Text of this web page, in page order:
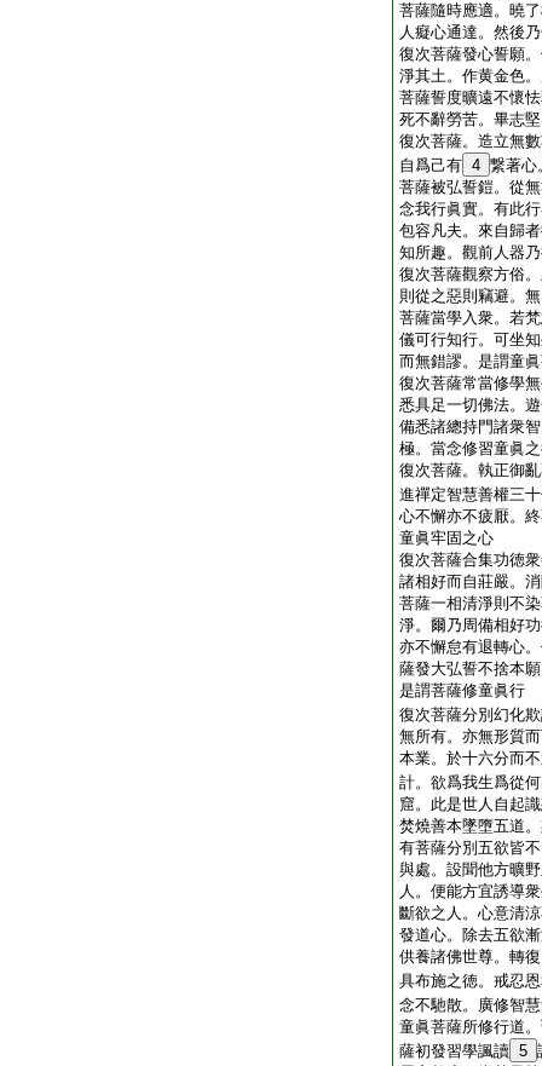
菩薩隨時應適。曉
人癡心通達。然後
復次菩薩發心誓願
淨其土。作黄金色
菩薩誓度曠遠不懷
死不辭勞苦。畢志
復次菩薩。造立無
自爲己有 4 繋著心
菩薩被弘誓鎧。從
念我行眞實。有此
包容凡夫。來自歸
知所趣。觀前人器
復次菩薩觀察方俗
則從之惡則竊避。
菩薩當學入衆。若
儀可行知行。可坐
而無錯謬。是謂童
復次菩薩常當修學
悉具足一切佛法。
備悉諸總持門諸衆
極。當念修習童眞
復次菩薩。執正御
進禪定智慧善權三
心不懈亦不疲厭。
童眞牢固之心
復次菩薩合集功徳
諸相好而自莊嚴。
菩薩一相清淨則不
淨。爾乃周備相好
亦不懈怠有退轉心
薩發大弘誓不捨本
是謂菩薩修童眞行
復次菩薩分別幻化
無所有。亦無形質
本業。於十六分而
計。欲爲我生爲從
窟。此是世人自起
焚燒善本墜墮五道
有菩薩分別五欲皆
與處。設聞他方曠
人。便能方宜誘導
斷欲之人。心意清
發道心。除去五欲
供養諸佛世尊。轉
具布施之徳。戒忍
念不馳散。廣修智
童眞菩薩所修行道
薩初發習學諷讀 5